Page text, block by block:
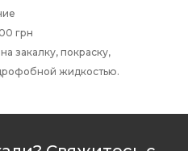
грн
закалку, покраску,
жидкостью.